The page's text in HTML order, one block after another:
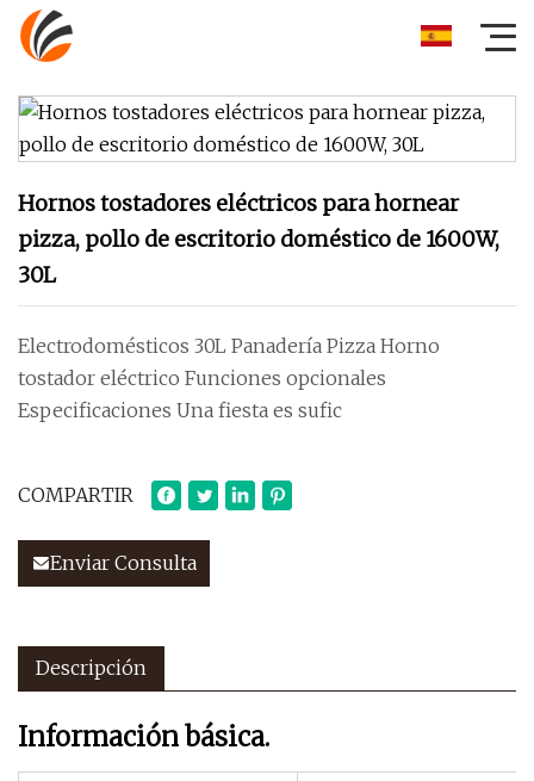
Hornos tostadores eléctricos para hornear
pizza, pollo de escritorio doméstico de 1600W,
30L
Electrodomésticos 30L Panadería Pizza Horno
tostador eléctrico Funciones opcionales
Especificaciones Una fiesta es sufic
COMPARTIR
Enviar Consulta
Descripción
Información básica.